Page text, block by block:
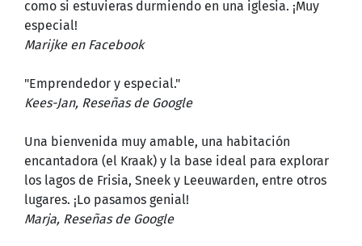
como si estuvieras durmiendo en una iglesia. ¡Muy
especial!
Marijke en Facebook
"Emprendedor y especial."
Kees-Jan, Reseñas de Google
Una bienvenida muy amable, una habitación
encantadora (el Kraak) y la base ideal para explorar
los lagos de Frisia, Sneek y Leeuwarden, entre otros
lugares. ¡Lo pasamos genial!
Marja, Reseñas de Google